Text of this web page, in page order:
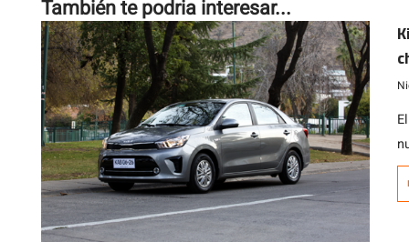
También te podria interesar...